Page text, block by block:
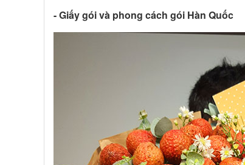
- Giấy gói và phong cách gói Hàn Quốc